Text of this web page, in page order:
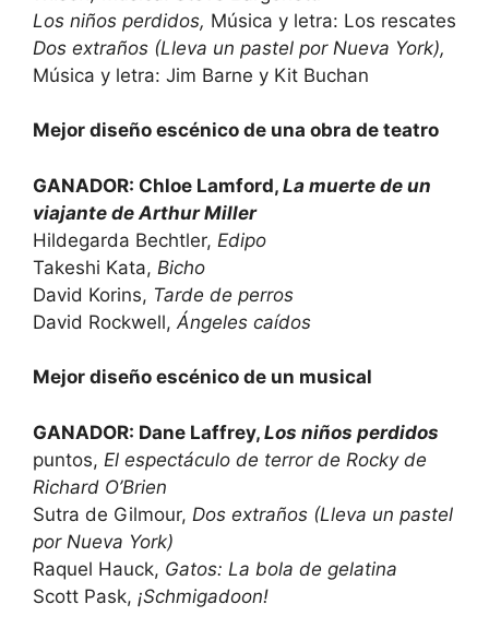
Los niños perdidos, Música y letra: Los rescates
Dos extraños (Lleva un pastel por Nueva York),
Música y letra: Jim Barne y Kit Buchan
Mejor diseño escénico de una obra de teatro
GANADOR: Chloe Lamford, La muerte de un
viajante de Arthur Miller
Hildegarda Bechtler, Edipo
Takeshi Kata, Bicho
David Korins, Tarde de perros
David Rockwell, Ángeles caídos
Mejor diseño escénico de un musical
GANADOR: Dane Laffrey, Los niños perdidos
puntos, El espectáculo de terror de Rocky de
Richard O’Brien
Sutra de Gilmour, Dos extraños (Lleva un pastel
por Nueva York)
Raquel Hauck, Gatos: La bola de gelatina
Scott Pask, ¡Schmigadoon!